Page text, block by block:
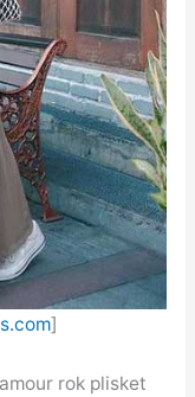
]
rok plisket